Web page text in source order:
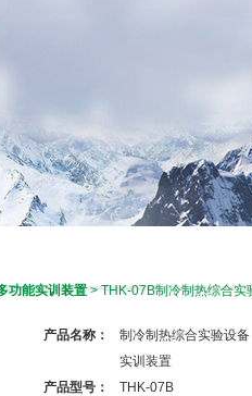
功能实训装置> THK-07B制冷制热综合实
产品名称：
制冷制热综合实验设
实训装置
产品型号：
THK-07B